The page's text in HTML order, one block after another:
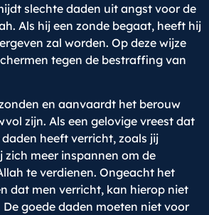
slechte daden uit angst voor de
Als hij een zonde begaat, heeft hij
zal worden. Op deze wijze
tegen de bestraffing van
en aanvaardt het berouw
zijn. Als een gelovige vreest dat
heeft verricht, zoals jij
zich meer inspannen om de
te verdienen. Ongeacht het
dat men verricht, kan hierop niet
goede daden moeten niet voor